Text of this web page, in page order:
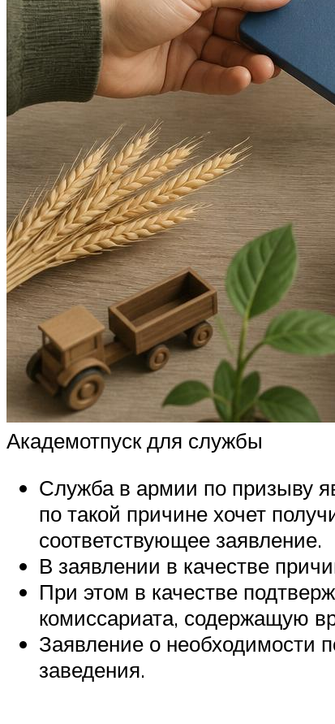
Академотпуск для службы
Служба в армии по призыву
по такой причине хочет
соответствующее заявление.
В заявлении в качестве
При этом в качестве
комиссариата, содержащую
Заявление о необходимости
заведения.